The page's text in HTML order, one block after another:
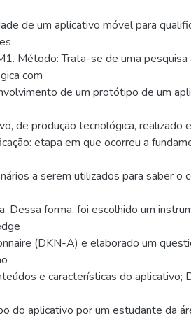
de um aplicativo móvel para
Método: Trata-se de uma pesquisa
com
de um protótipo de um
de produção tecnológica, realizado
etapa em que ocorreu a
a serem utilizados para saber o
Dessa forma, foi escolhido um
(DKN-A) e elaborado um
e características do aplicativo;
do aplicativo por um estudante da